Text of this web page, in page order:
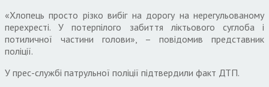
«Хлопець просто різко вибіг на дорогу на нерегульованому
перехресті. У потерпілого забиття ліктьового суглоба і
потиличної частини голови», – повідомив представник
поліції.
У прес-службі патрульної поліції підтвердили факт ДТП.